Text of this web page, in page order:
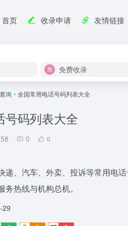
首页 收录申请 友情链接
免费收录
询 • 全国常用电话号码列表大全
号码列表大全
0 0
递、汽车、外卖、投诉等常用电
热线与机构总机。
29